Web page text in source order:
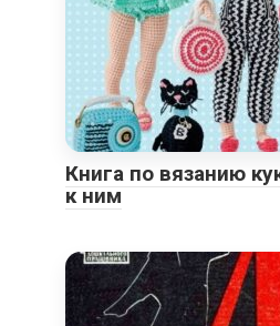
Книга по вязанию
к ним